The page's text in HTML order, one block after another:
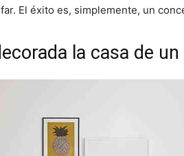
El éxito es, simplemente, un
la casa de un